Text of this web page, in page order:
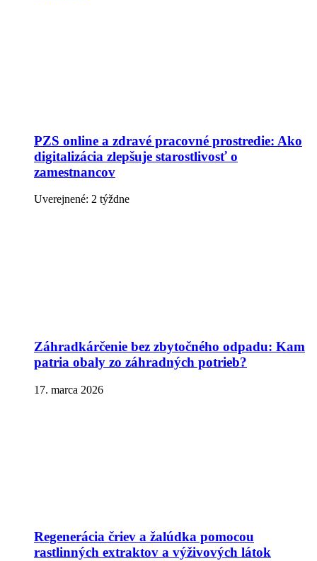
PZS online a zdravé pracovné prostredie: Ako
digitalizácia zlepšuje starostlivosť o
zamestnancov
Uverejnené: 2 týždne
Záhradkárčenie bez zbytočného odpadu: Kam
patria obaly zo záhradných potrieb?
17. marca 2026
Regenerácia čriev a žalúdka pomocou
rastlinných extraktov a výživových látok